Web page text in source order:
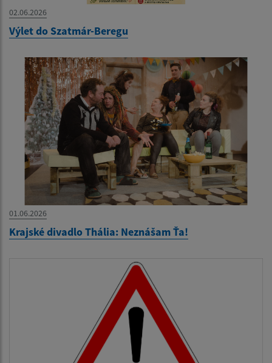
02.06.2026
Výlet do Szatmár-Beregu
01.06.2026
Krajské divadlo Thália: Neznášam Ťa!